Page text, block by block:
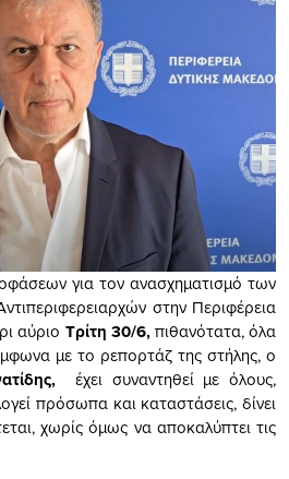
για τον ανασχηματισμό των
στην Περιφέρεια
αύριο Τρίτη 30/6,πιθανότατα, όλα
με το ρεπορτάζ της στήλης, ο
έχει συναντηθεί με όλους,
πρόσωπα και καταστάσεις, δίνει
χωρίς όμως να αποκαλύπτει τις